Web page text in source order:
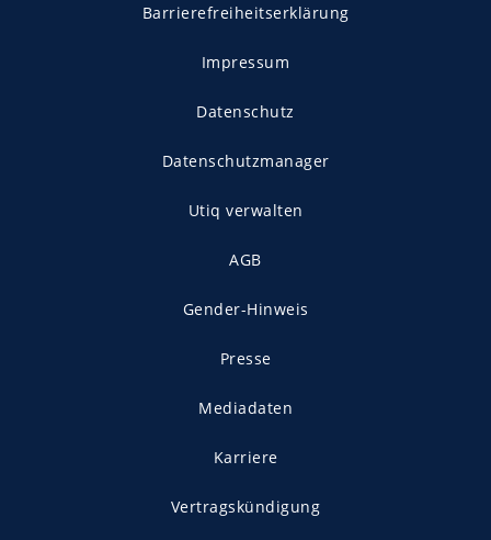
Barrierefreiheitserklärung
Impressum
Datenschutz
Datenschutzmanager
Utiq verwalten
AGB
Gender-Hinweis
Presse
Mediadaten
Karriere
Vertragskündigung